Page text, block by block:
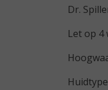
Dr.
Let op 4